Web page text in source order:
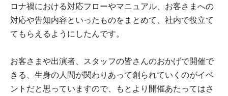
ロナ禍における対応フローやマニュアル、お客さまへの
対応や告知内容といったものをまとめて、社内で役立て
てもらえるようにしたんです。
お客さまや出演者、スタッフの皆さんのおかげで開催で
きる、生身の人間が関わりあって創られていくのがイベ
ントだと思っていますので、もとより開催あたってはさ